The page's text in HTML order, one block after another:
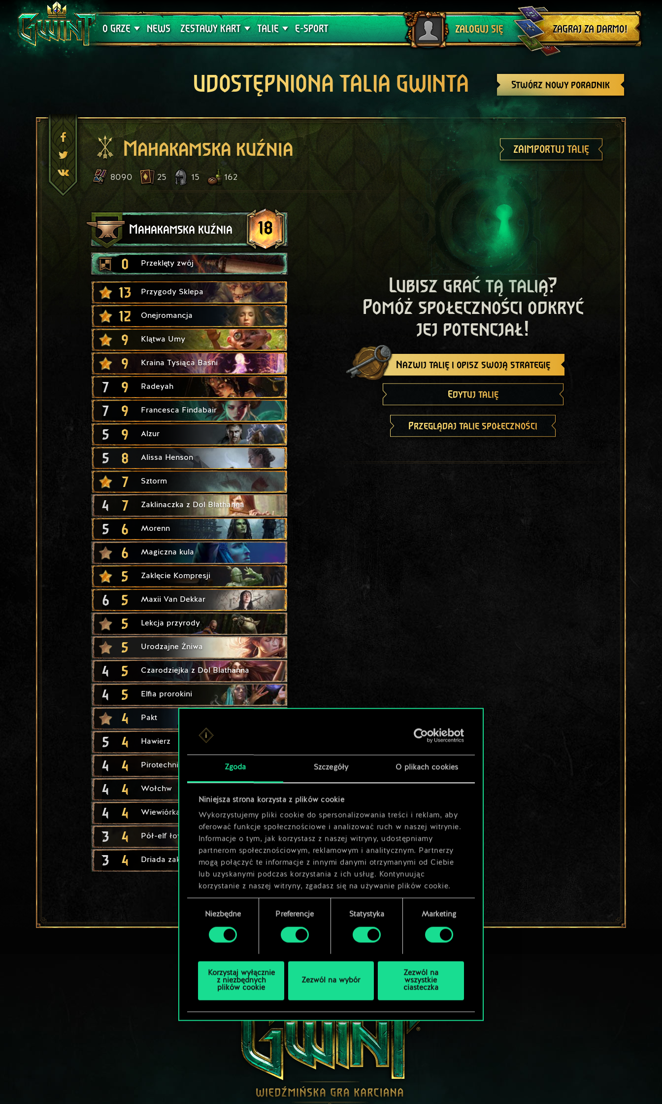
Zgoda Szczegóły O plikach cookies
Niniejsza strona korzysta z plików cookie
Wykorzystujemy pliki cookie do spersonalizowania treści i reklam, aby
oferować funkcje społecznościowe i analizować ruch w naszej witrynie.
Informacje o tym, jak korzystasz z naszej witryny, udostępniamy
partnerom społecznościowym, reklamowym i analitycznym. Partnerzy
mogą połączyć te informacje z innymi danymi otrzymanymi od Ciebie
lub uzyskanymi podczas korzystania z ich usług. Kontynuując
korzystanie z naszej witryny, zgadasz się na używanie plików cookie.
zgodyNiezbędne Preferencje Statystyka Marketing
Korzystaj wyłącznie
z niezbędnych
plików cookie
Zezwól na wybór
Zezwól na
wszystkie
ciasteczka
O GRZE
Wsparcie techniczne
NEWS ZESTAWY KART
Krwawa Klątwa
TALIE
Poradniki
E-SPORT ZALOGUJ SIĘ
Wyloguj się
ZAGRAJ ZA DARMO!
Stwórz nowy poradnik
UDOSTĘPNIONA TALIA GWINTA
Mahakamska kuźnia ZAIMPORTUJ TALIĘ
8090 25 15 162
Mahakamska kuźnia 18
0 Przeklęty zwój
13 Przygody Sklepa
12 Onejromancja
9 Klątwa Umy
9 Kraina Tysiąca Baśni
7 9 Radeyah
7 9 Francesca Findabair
5 9 Alzur
5 8 Alissa Henson
7 Sztorm
4 7 Zaklinaczka z Dol Blathanna
5 6 Morenn
6 Magiczna kula
5 Zaklęcie Kompresji
6 5 Maxii Van Dekkar
5 Lekcja przyrody
5 Urodzajne Żniwa
4 5 Czarodziejka z Dol Blathanna
4 5 Elfia prorokini
4 Pakt
5 4 Hawierz
4 4 Pirotechnik
4 4 Wołchw
4 4 Wiewiórka
3 4 Pół-elf łowca
3 4 Driada zaklinaczka
Lubisz grać tą talią?
Pomóż społeczności odkryć
jej potencjał!
Nazwij talię i opisz swoją strategię
Edytuj talię
Przeglądaj talie społeczności